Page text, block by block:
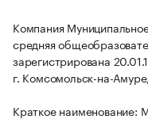
Компания
средняя
зарегистрирована
г. Комсомольск-на-
Краткое